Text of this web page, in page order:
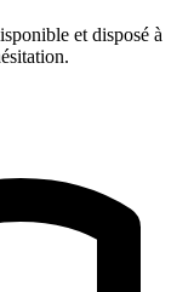
et disposé à